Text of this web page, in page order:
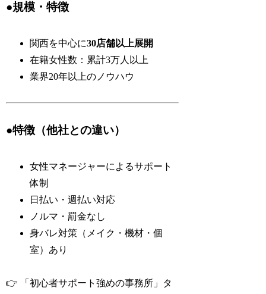
●規模・特徴
関西を中心に30店舗以上展開
在籍女性数：累計3万人以上
業界20年以上のノウハウ
●特徴（他社との違い）
女性マネージャーによるサポート
体制
日払い・週払い対応
ノルマ・罰金なし
身バレ対策（メイク・機材・個
室）あり
👉 「初心者サポート強めの事務所」タ